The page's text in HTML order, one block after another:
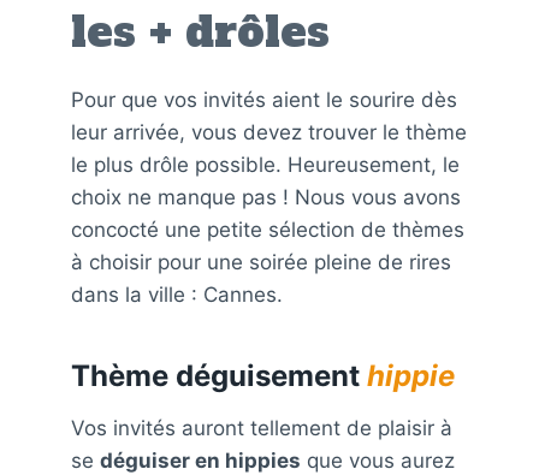
les + drôles
Pour que vos invités aient le sourire dès
leur arrivée, vous devez trouver le thème
le plus drôle possible. Heureusement, le
choix ne manque pas ! Nous vous avons
concocté une petite sélection de thèmes
à choisir pour une soirée pleine de rires
dans la ville : Cannes.
Thème déguisement hippie
Vos invités auront tellement de plaisir à
se déguiser en hippies que vous aurez